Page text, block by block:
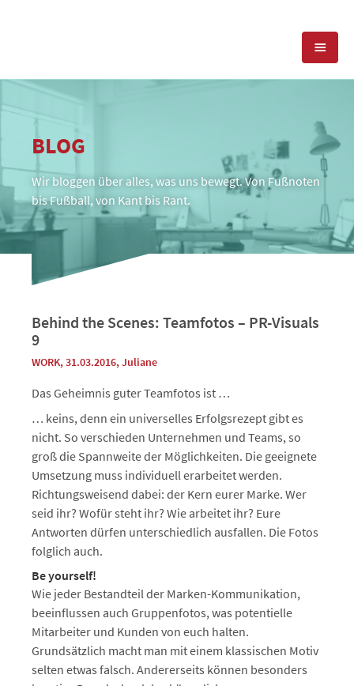
SOCIAL MEDIA
POSITIONIERUNG
REFERENZEN
TEAM
PRESSESERVICE
BLOG
BLOG
Wir bloggen über alles, was uns bewegt. Von Fußnoten
bis Fußball, von Kant bis Rant.
Behind the Scenes: Teamfotos – PR-Visuals
9
WORK, 31.03.2016,Juliane
Das Geheimnis guter Teamfotos ist …
… keins, denn ein universelles Erfolgsrezept gibt es
nicht. So verschieden Unternehmen und Teams, so
groß die Spannweite der Möglichkeiten. Die geeignete
Umsetzung muss individuell erarbeitet werden.
Richtungsweisend dabei: der Kern eurer Marke. Wer
seid ihr? Wofür steht ihr? Wie arbeitet ihr? Eure
Antworten dürfen unterschiedlich ausfallen. Die Fotos
folglich auch.
Be yourself!
Wie jeder Bestandteil der Marken-Kommunikation,
beeinflussen auch Gruppenfotos, was potentielle
Mitarbeiter und Kunden von euch halten.
Grundsätzlich macht man mit einem klassischen Motiv
selten etwas falsch. Andererseits können besonders